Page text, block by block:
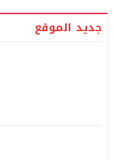
جديد الموقع